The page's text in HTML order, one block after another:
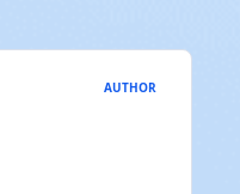
AUTHOR